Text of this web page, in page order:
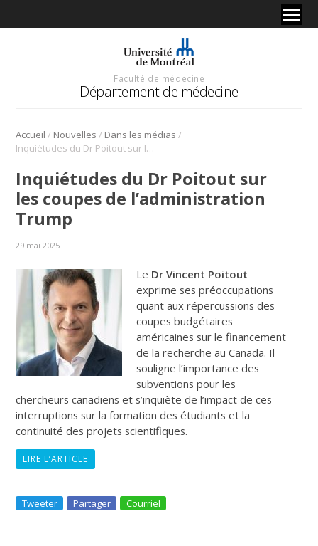
Faculté de médecine
Département de médecine
Accueil / Nouvelles / Dans les médias /
Inquiétudes du Dr Poitout sur les coupes de l’administration Trump
Inquiétudes du Dr Poitout sur
les coupes de l’administration
Trump
29 mai 2025
Le Dr Vincent Poitout
exprime ses préoccupations
quant aux répercussions des
coupes budgétaires
américaines sur le financement
de la recherche au Canada. Il
souligne l’importance des
subventions pour les
chercheurs canadiens et s’inquiète de l’impact de ces
interruptions sur la formation des étudiants et la
continuité des projets scientifiques.
LIRE L’ARTICLE
Tweeter Partager Courriel